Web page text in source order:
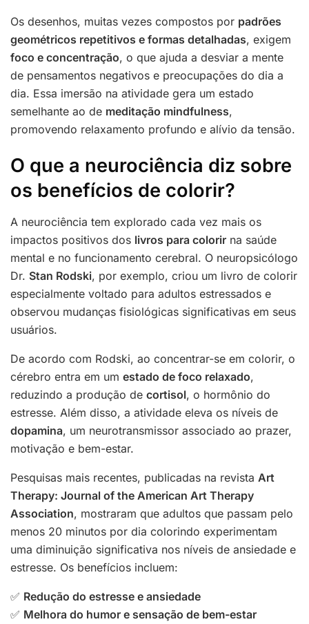
Os desenhos, muitas vezes compostos por padrões
geométricos repetitivos e formas detalhadas, exigem
foco e concentração, o que ajuda a desviar a mente
de pensamentos negativos e preocupações do dia a
dia. Essa imersão na atividade gera um estado
semelhante ao de meditação mindfulness,
promovendo relaxamento profundo e alívio da tensão.
O que a neurociência diz sobre
os benefícios de colorir?
A neurociência tem explorado cada vez mais os
impactos positivos dos livros para colorir na saúde
mental e no funcionamento cerebral. O neuropsicólogo
Dr. Stan Rodski, por exemplo, criou um livro de colorir
especialmente voltado para adultos estressados e
observou mudanças fisiológicas significativas em seus
usuários.
De acordo com Rodski, ao concentrar-se em colorir, o
cérebro entra em um estado de foco relaxado,
reduzindo a produção de cortisol, o hormônio do
estresse. Além disso, a atividade eleva os níveis de
dopamina, um neurotransmissor associado ao prazer,
motivação e bem-estar.
Pesquisas mais recentes, publicadas na revista Art
Therapy: Journal of the American Art Therapy
Association, mostraram que adultos que passam pelo
menos 20 minutos por dia colorindo experimentam
uma diminuição significativa nos níveis de ansiedade e
estresse. Os benefícios incluem:
✅ Redução do estresse e ansiedade
✅ Melhora do humor e sensação de bem-estar